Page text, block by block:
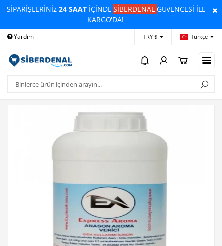
SİPARİŞLERİNİZ24 SAAT İÇİNDESİBERDENALGÜVENCESİ İLE
KARGO'DA!
Yardım Ödeme Bildirimi
TRY ₺ Türkçe